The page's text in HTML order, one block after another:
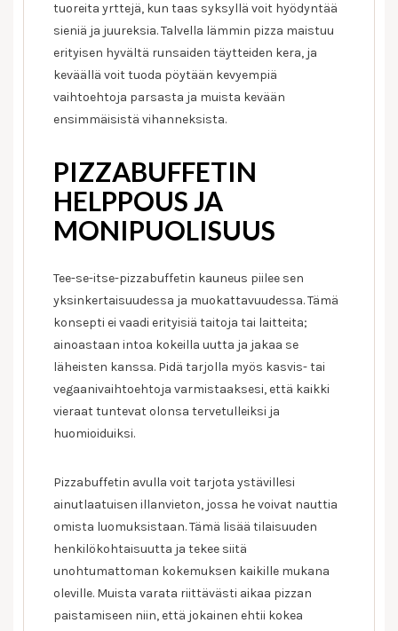
tuoreita yrttejä, kun taas syksyllä voit hyödyntää
sieniä ja juureksia. Talvella lämmin pizza maistuu
erityisen hyvältä runsaiden täytteiden kera, ja
keväällä voit tuoda pöytään kevyempiä
vaihtoehtoja parsasta ja muista kevään
ensimmäisistä vihanneksista.
PIZZABUFFETIN
HELPPOUS JA
MONIPUOLISUUS
Tee-se-itse-pizzabuffetin kauneus piilee sen
yksinkertaisuudessa ja muokattavuudessa. Tämä
konsepti ei vaadi erityisiä taitoja tai laitteita;
ainoastaan intoa kokeilla uutta ja jakaa se
läheisten kanssa. Pidä tarjolla myös kasvis- tai
vegaanivaihtoehtoja varmistaaksesi, että kaikki
vieraat tuntevat olonsa tervetulleiksi ja
huomioiduiksi.
Pizzabuffetin avulla voit tarjota ystävillesi
ainutlaatuisen illanvieton, jossa he voivat nauttia
omista luomuksistaan. Tämä lisää tilaisuuden
henkilökohtaisuutta ja tekee siitä
unohtumattoman kokemuksen kaikille mukana
oleville. Muista varata riittävästi aikaa pizzan
paistamiseen niin, että jokainen ehtii kokea